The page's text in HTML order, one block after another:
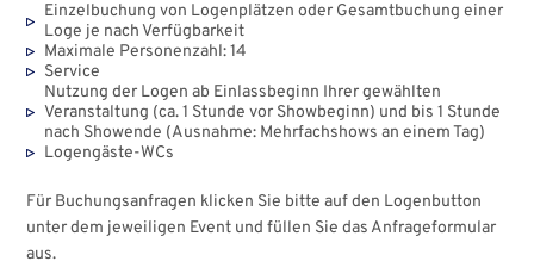
Einzelbuchung von Logenplätzen oder Gesamtbuchung einer
Loge je nach Verfügbarkeit
Maximale Personenzahl: 14
Service
Nutzung der Logen ab Einlassbeginn Ihrer gewählten
Veranstaltung (ca. 1 Stunde vor Showbeginn) und bis 1 Stunde
nach Showende (Ausnahme: Mehrfachshows an einem Tag)
Logengäste-WCs
Für Buchungsanfragen klicken Sie bitte auf den Logenbutton
unter dem jeweiligen Event und füllen Sie das Anfrageformular
aus.